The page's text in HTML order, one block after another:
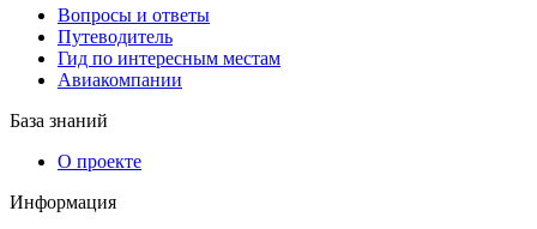
Вопросы и ответы
Путеводитель
Гид по интересным местам
Авиакомпании
База знаний
О проекте
Информация